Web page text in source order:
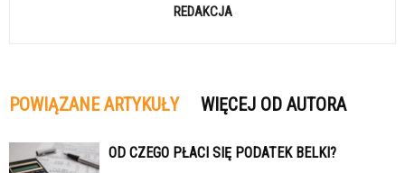
REDAKCJA
POWIĄZANE ARTYKUŁY WIĘCEJ OD AUTORA
OD CZEGO PŁACI SIĘ PODATEK BELKI?